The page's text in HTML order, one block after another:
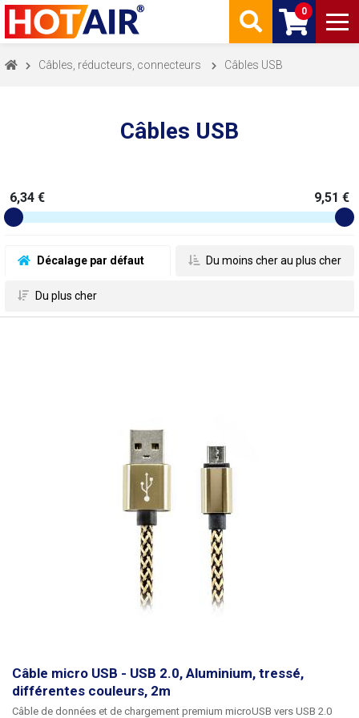
0
Câbles, réducteurs, connecteurs Câbles USB
Câbles USB
Décalage par défaut Du moins cher au plus cher
Du plus cher
6,34 € 9,51 €
Câble micro USB - USB 2.0, Aluminium, tressé,
différentes couleurs, 2m
Câble de données et de chargement premium microUSB vers USB 2.0